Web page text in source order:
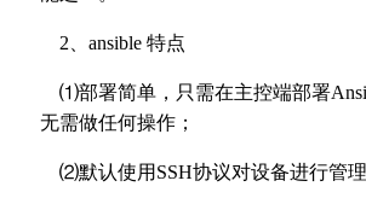
2、ansible 特点
⑴部署简单，只需在主控端部署
无需做任何操作；
⑵默认使用SSH协议对设备进行管理